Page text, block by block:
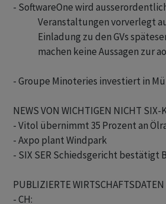
- SoftwareOne wird
Veranstaltungen vorverlegt
Einladung zu den GVs
machen keine Aussagen
- Groupe Minoteries investiert in
NEWS VON WICHTIGEN NICHT
- Vitol übernimmt 35 Prozent an
- Axpo plant Windpark
- SIX SER Schiedsgericht bestätigt
PUBLIZIERTE WIRTSCHAFTSDATEN
- CH: